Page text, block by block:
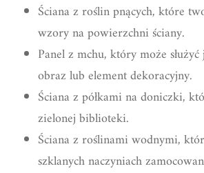
Ściana z roślin pnących, które
wzory na powierzchni ściany.
Panel z mchu, który może
obraz lub element dekoracyjny.
Ściana z półkami na doniczki,
zielonej biblioteki.
Ściana z roślinami wodnymi,
szklanych naczyniach